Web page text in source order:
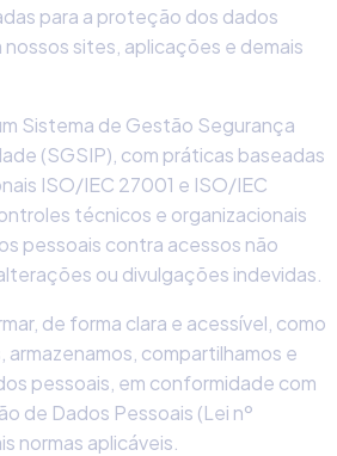
para a proteção dos dados
sites, aplicações e demais
Sistema de Gestão Segurança
(SGSIP), com práticas baseadas
ISO/IEC 27001 e ISO/IEC
técnicos e organizacionais
pessoais contra acessos não
ou divulgações indevidas.
de forma clara e acessível, como
armazenamos, compartilhamos e
pessoais, em conformidade com
de Dados Pessoais (Lei nº
normas aplicáveis.